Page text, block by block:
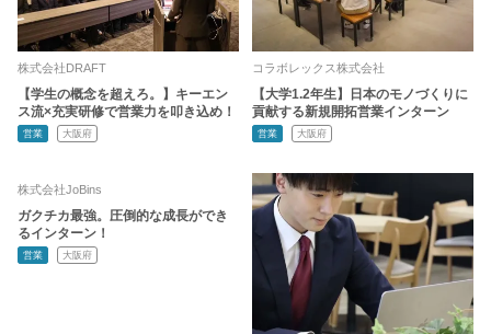
株式会社DRAFT
【学生の概念を超えろ。】キーエン
ス流×充実研修で営業力を叩き込め！
営業 大阪府
コラボレックス株式会社
【大学1.2年生】日本のモノづくりに
貢献する新規開拓営業インターン
営業 大阪府
株式会社JoBins
ガクチカ最強。圧倒的な成長ができ
るインターン！
営業 大阪府